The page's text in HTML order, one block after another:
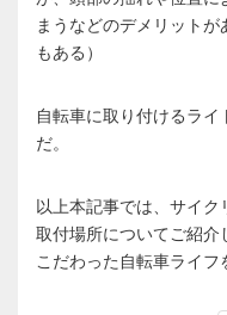
まうなどのデメリット
もある）
自転車に取り付けるラ
だ。
以上本記事では、サイ
取付場所についてご紹
こだわった自転車ライフ